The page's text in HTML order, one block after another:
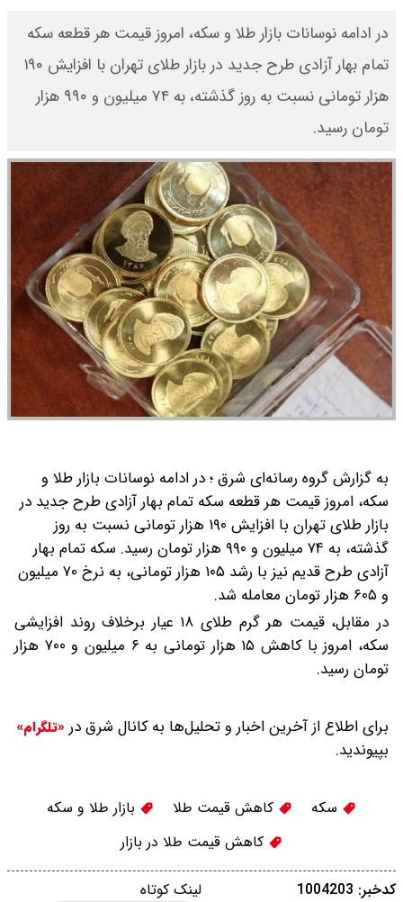
در ادامه نوسانات بازار طلا و سکه، امروز قیمت هر قطعه سکه
تمام بهار آزادی طرح جدید در بازار طلای تهران با افزایش ۱۹۰
هزار تومانی نسبت به روز گذشته، به ۷۴ میلیون و ۹۹۰ هزار
تومان رسید.
به گزارش گروه رسانه‌ای شرق ؛ در ادامه نوسانات بازار طلا و
سکه، امروز قیمت هر قطعه سکه تمام بهار آزادی طرح جدید در
بازار طلای تهران با افزایش ۱۹۰ هزار تومانی نسبت به روز
گذشته، به ۷۴ میلیون و ۹۹۰ هزار تومان رسید.
سکه تمام بهار
آزادی طرح قدیم نیز با رشد ۱۰۵ هزار تومانی، به نرخ ۷۰ میلیون
و ۶۰۵ هزار تومان معامله شد.
در مقابل، قیمت هر گرم طلای ۱۸ عیار برخلاف روند افزایشی
سکه، امروز با کاهش ۱۵ هزار تومانی به ۶ میلیون و ۷۰۰ هزار
تومان رسید.
برای اطلاع از آخرین اخبار و تحلیل‌ها به کانال شرق در «تلگرام»
بپیوندید.
سکه کاهش قیمت طلا
بازار طلا و سکه
کاهش قیمت طلا در بازار
لینک کوتاه کدخبر: 1004203